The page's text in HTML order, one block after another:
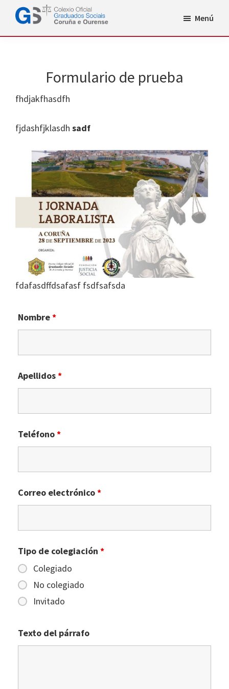
Saltar
contenido
Sociales
Menú
Formulario de prueba
fhdjakfhasdfh
fjdashfjklasdh sadf
fdafasdffdsafasf fsdfsafsda
Nombre*
Apellidos*
Teléfono*
Correo electrónico*
Tipo de colegiación *
Colegiado
No colegiado
Invitado
Texto del párrafo